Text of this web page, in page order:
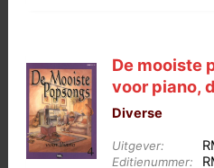
De mooiste
voor piano,
Diverse
Uitgever:
Editienummer: